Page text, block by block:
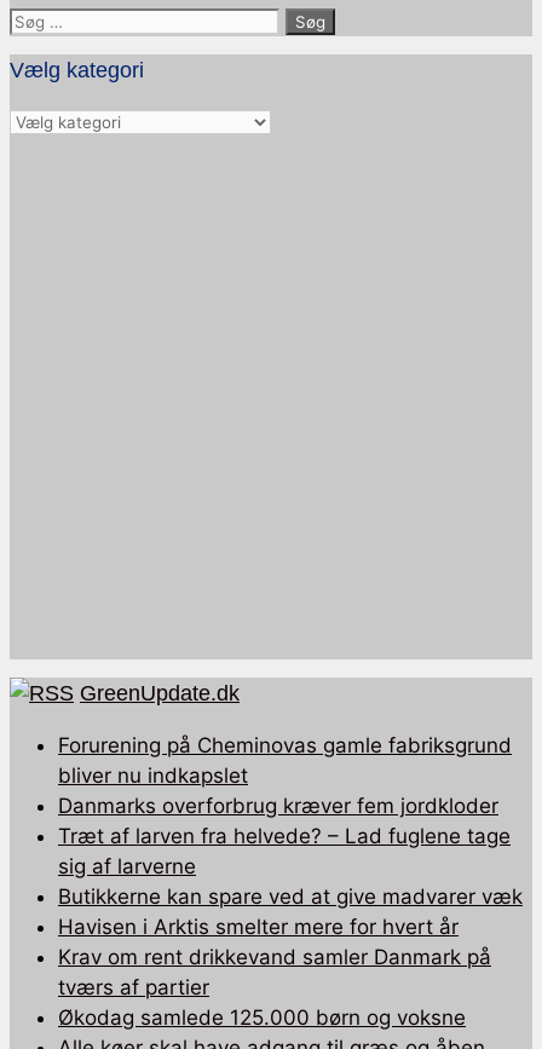
Søg
efter:
Vælg kategori
Vælg
GreenUpdate.dk
Forurening på Cheminovas gamle fabriksgrund
bliver nu indkapslet
Danmarks overforbrug kræver fem jordkloder
Træt af larven fra helvede? – Lad fuglene tage
sig af larverne
Butikkerne kan spare ved at give madvarer væk
Havisen i Arktis smelter mere for hvert år
Krav om rent drikkevand samler Danmark på
tværs af partier
Økodag samlede 125.000 børn og voksne